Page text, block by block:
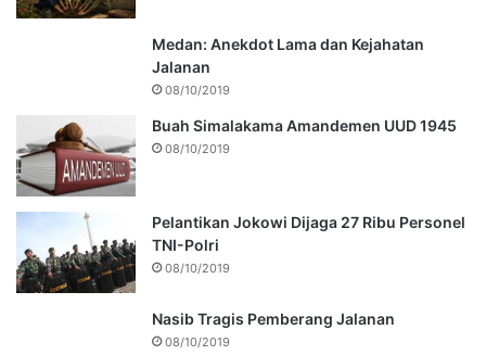
Medan: Anekdot Lama dan Kejahatan
Jalanan
08/10/2019
Buah Simalakama Amandemen UUD 1945
08/10/2019
Pelantikan Jokowi Dijaga 27 Ribu Personel
TNI-Polri
08/10/2019
Nasib Tragis Pemberang Jalanan
08/10/2019